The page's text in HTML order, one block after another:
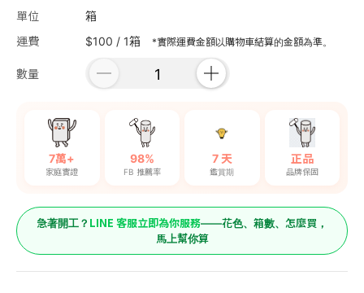
單位
箱
運費
$100 / 1箱 *實際運費金額以購物車結算的金額為準。
數量
7萬+
家庭實證
98%
FB 推薦率
7 天
鑑賞期
正品
品牌保固
急著開工？ LINE 客服立即為你服務——花色、箱數、怎麼買，
馬上幫你算